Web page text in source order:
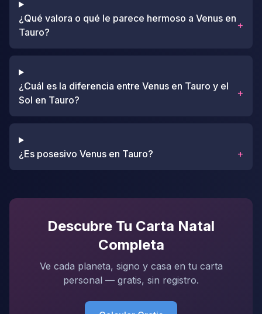
¿Qué valora o qué le parece hermoso a Venus en
Tauro?
+
¿Cuál es la diferencia entre Venus en Tauro y el
Sol en Tauro?
+
¿Es posesivo Venus en Tauro? +
Descubre Tu Carta Natal
Completa
Ve cada planeta, signo y casa en tu carta
personal — gratis, sin registro.